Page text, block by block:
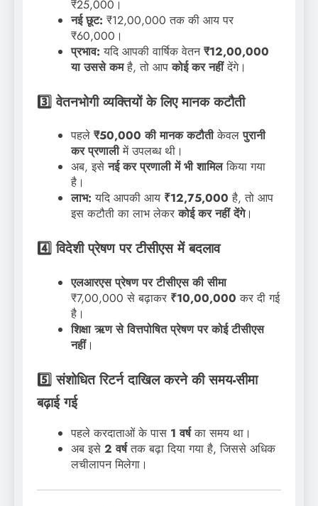
₹25,000।
नई छूट: ₹12,00,000 तक की आय पर
₹60,000।
प्रभाव: यदि आपकी वार्षिक वेतन₹12,00,000
या उससे कमहै, तो आपकोई कर नहींदेंगे।
3️⃣ वेतनभोगी व्यक्तियों के लिए मानक कटौती
पहले ₹50,000 की मानक कटौतीकेवलपुरानी
कर प्रणालीमें उपलब्ध थी।
अब, इसेनई कर प्रणाली में भी शामिलकिया गया
है।
लाभ: यदि आपकी आय ₹12,75,000 है, तो आप
इस कटौती का लाभ लेकरकोई कर नहीं देंगे।
4️⃣ विदेशी प्रेषण पर टीसीएस में बदलाव
एलआरएस प्रेषण पर टीसीएस की सीमा
₹7,00,000 से बढ़ाकर ₹10,00,000 कर दी गई
है।
शिक्षा ऋण से वित्तपोषित प्रेषण पर कोई टीसीएस
नहीं।
5️⃣ संशोधित रिटर्न दाखिल करने की समय-सीमा
बढ़ाई गई
पहले करदाताओं के पास 1 वर्षका समय था।
अब इसे 2 वर्षतक बढ़ा दिया गया है, जिससे अधिक
लचीलापन मिलेगा।